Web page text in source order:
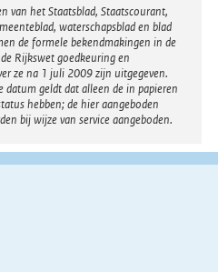
van het Staatsblad, Staatscourant,
waterschapsblad en blad
de formele bekendmakingen in de
Rijkswet goedkeuring en
ze na 1 juli 2009 zijn uitgegeven.
datum geldt dat alleen de in papieren
hebben; de hier aangeboden
bij wijze van service aangeboden.